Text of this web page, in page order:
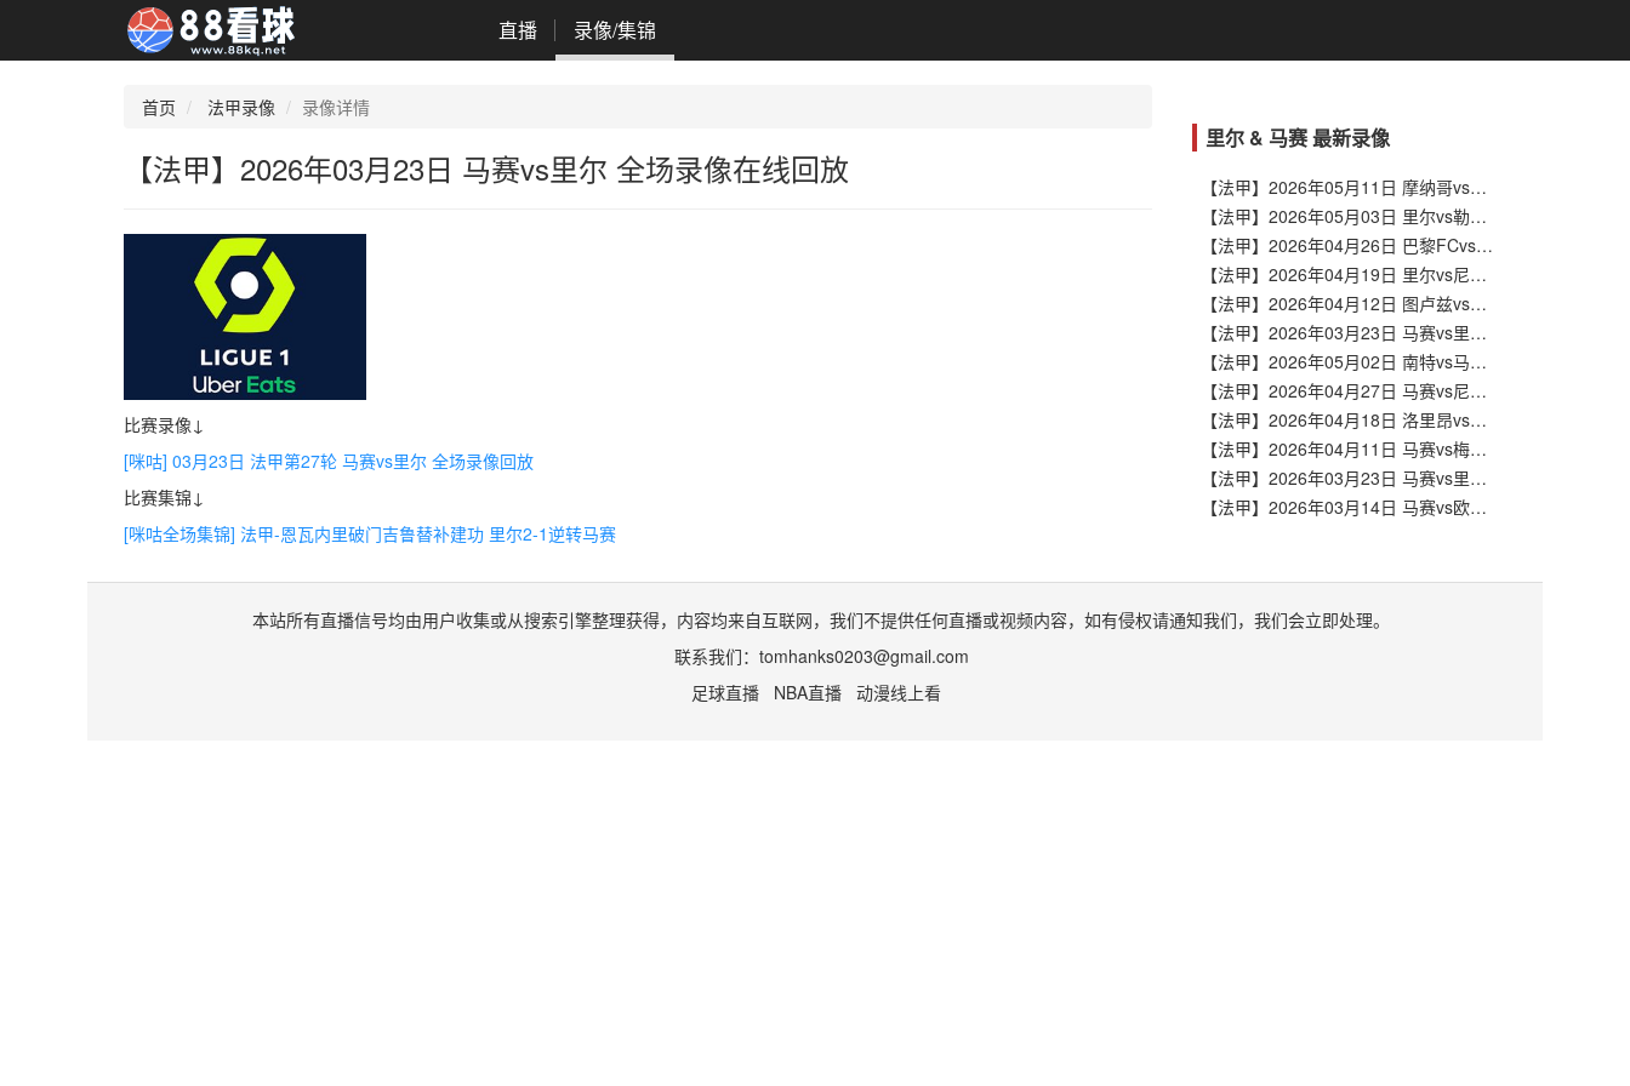
直播 录像/集锦
首页 法甲录像 录像详情
【法甲】2026年03月23日 马赛vs里尔 全场录像在线回放
比赛录像↓
[咪咕] 03月23日 法甲第27轮 马赛vs里尔 全场录像回放
比赛集锦↓
[咪咕全场集锦] 法甲-恩瓦内里破门吉鲁替补建功 里尔2-1逆转马赛
里尔 & 马赛 最新录像
【法甲】2026年05月11日 摩纳哥vs里尔 全场录像在线回放
【法甲】2026年05月03日 里尔vs勒阿弗尔 全场录像在线回放
【法甲】2026年04月26日 巴黎FCvs里尔 全场录像在线回放
【法甲】2026年04月19日 里尔vs尼斯 全场录像在线回放
【法甲】2026年04月12日 图卢兹vs里尔 全场录像在线回放
【法甲】2026年03月23日 马赛vs里尔 全场录像在线回放
【法甲】2026年05月02日 南特vs马赛 全场录像在线回放
【法甲】2026年04月27日 马赛vs尼斯 全场录像在线回放
【法甲】2026年04月18日 洛里昂vs马赛 全场录像在线回放
【法甲】2026年04月11日 马赛vs梅斯 全场录像在线回放
【法甲】2026年03月23日 马赛vs里尔 全场录像在线回放
【法甲】2026年03月14日 马赛vs欧塞尔 全场录像在线回放
本站所有直播信号均由用户收集或从搜索引擎整理获得，内容均来自互联网，我们不提供任何直播或视频内容，如有侵权请通知我们，我们会立即处理。
联系我们： tomhanks0203@gmail.com
足球直播
NBA直播 动漫线上看